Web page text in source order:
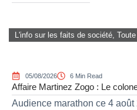
L'info sur les faits de société,
05/08/2026 6 Min Read
Affaire Martinez Zogo : Le
Audience marathon ce 4